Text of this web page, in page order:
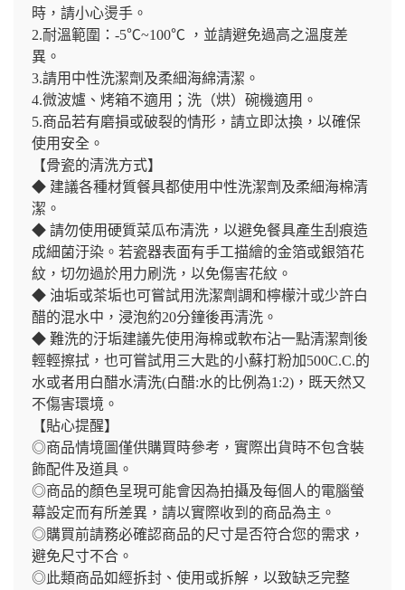
時，請小心燙手。
2.耐溫範圍：-5℃~100℃ ，並請避免過高之溫度差
異。
3.請用中性洗潔劑及柔細海綿清潔。
4.微波爐、烤箱不適用；洗（烘）碗機適用。
5.商品若有磨損或破裂的情形，請立即汰換，以確保
使用安全。
【骨瓷的清洗方式】
◆ 建議各種材質餐具都使用中性洗潔劑及柔細海棉清
潔。
◆ 請勿使用硬質菜瓜布清洗，以避免餐具產生刮痕造
成細菌汙染。若瓷器表面有手工描繪的金箔或銀箔花
紋，切勿過於用力刷洗，以免傷害花紋。
◆ 油垢或茶垢也可嘗試用洗潔劑調和檸檬汁或少許白
醋的混水中，浸泡約20分鐘後再清洗。
◆ 難洗的汙垢建議先使用海棉或軟布沾一點清潔劑後
輕輕擦拭，也可嘗試用三大匙的小蘇打粉加500C.C.的
水或者用白醋水清洗(白醋:水的比例為1:2)，既天然又
不傷害環境。
【貼心提醒】
◎商品情境圖僅供購買時參考，實際出貨時不包含裝
飾配件及道具。
◎商品的顏色呈現可能會因為拍攝及每個人的電腦螢
幕設定而有所差異，請以實際收到的商品為主。
◎購買前請務必確認商品的尺寸是否符合您的需求，
避免尺寸不合。
◎此類商品如經拆封、使用或拆解，以致缺乏完整